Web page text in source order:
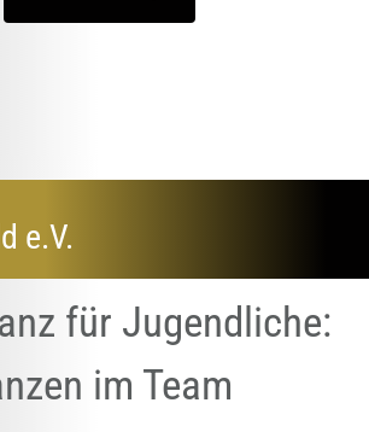
e.V.
für Jugendliche:
im Team